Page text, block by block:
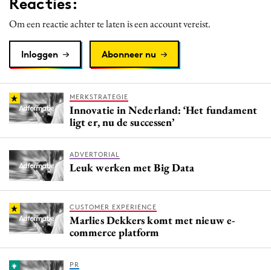
Purpose Marketing
Reputatie & crisis
Om een reactie achter te laten is een account vereist.
Inloggen Abonneer nu
MERKSTRATEGIE
Innovatie in Nederland: ‘Het fundament
ligt er, nu de successen’
ADVERTORIAL
Leuk werken met Big Data
CUSTOMER EXPERIENCE
Marlies Dekkers komt met nieuw e-
commerce platform
PR